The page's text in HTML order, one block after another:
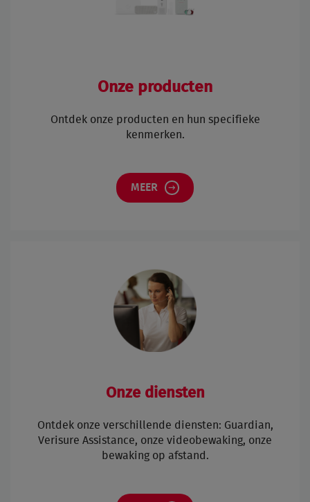
Onze producten
Ontdek onze producten en hun specifieke
kenmerken.
MEER
Onze diensten
Ontdek onze verschillende diensten: Guardian,
Verisure Assistance, onze videobewaking, onze
bewaking op afstand.